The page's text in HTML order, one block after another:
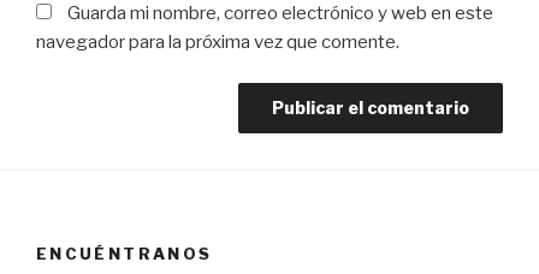
Guarda mi nombre, correo electrónico y web en este
navegador para la próxima vez que comente.
ENCUÉNTRANOS